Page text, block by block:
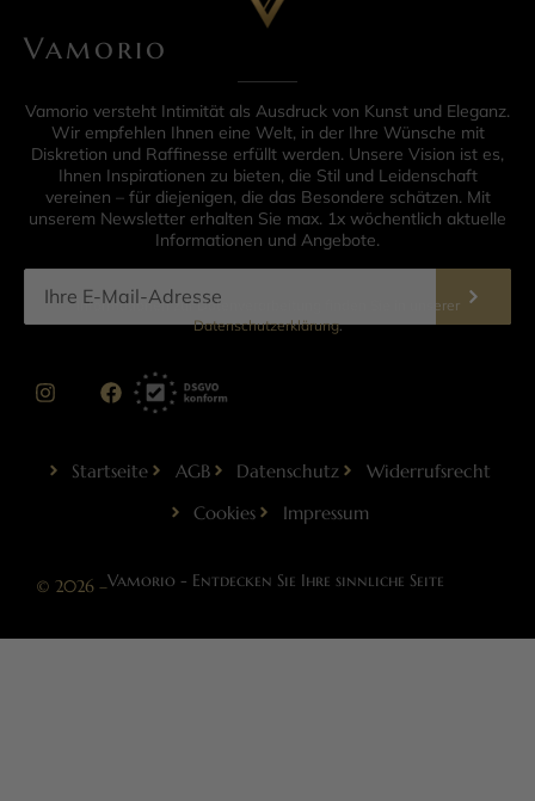
Vamorio
Vamorio versteht Intimität als Ausdruck von Kunst und Eleganz.
Wir empfehlen Ihnen eine Welt, in der Ihre Wünsche mit
Diskretion und Raffinesse erfüllt werden. Unsere Vision ist es,
Ihnen Inspirationen zu bieten, die Stil und Leidenschaft
vereinen – für diejenigen, die das Besondere schätzen. Mit
unserem Newsletter erhalten Sie max. 1x wöchentlich aktuelle
Informationen und Angebote.
Informationen zur Datenverarbeitung finden Sie in unserer
Datenschutzerklärung.
Startseite AGB Datenschutz
Widerrufsrecht
Cookies
Impressum
© 2026 –Vamorio - Entdecken Sie Ihre sinnliche Seite